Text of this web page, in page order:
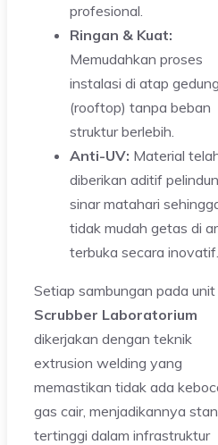
profesional.
Ringan & Kuat:
Memudahkan proses
instalasi di atap gedung
(rooftop) tanpa beban
struktur berlebih.
Anti-UV: Material
diberikan aditif
sinar matahari
tidak mudah getas di
terbuka secara inovatif.
Setiap sambungan pada unit
Scrubber Laboratorium
dikerjakan dengan teknik
extrusion welding yang
memastikan tidak ada
gas cair, menjadikannya
tertinggi dalam infrastruktur